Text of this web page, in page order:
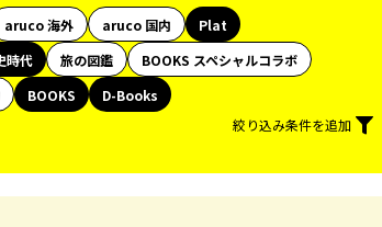
aruco 海外 aruco 国内
Plat
時代 旅の図鑑
BOOKS スペシャルコラボ
BOOKS
D-Books
絞り込み条件を追加